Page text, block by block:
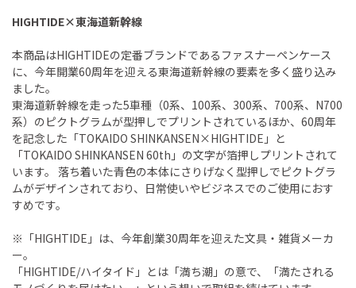
HIGHTIDE×東海道新幹線
本商品はHIGHTIDEの定番ブランドであるファスナーペンケース
に、今年開業60周年を迎える東海道新幹線の要素を多く盛り込み
ました。
東海道新幹線を走った5車種（0系、100系、300系、700系、N700
系）のピクトグラムが型押しでプリントされているほか、60周年
を記念した「TOKAIDO SHINKANSEN×HIGHTIDE」と
「TOKAIDO SHINKANSEN 60th」の文字が箔押しプリントされて
います。 落ち着いた青色の本体にさりげなく型押しでピクトグラ
ムがデザインされており、日常使いやビジネスでのご使用におす
すめです。
※「HIGHTIDE」は、今年創業30周年を迎えた文具・雑貨メーカ
ー。
「HIGHTIDE/ハイタイド」とは「満ち潮」の意で、「満たされる